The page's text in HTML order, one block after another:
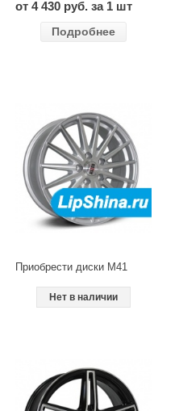
от 4 430 руб. за 1 шт
Подробнее
Приобрести диски M41
Нет в наличии